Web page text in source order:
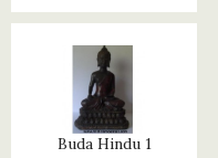
Buda Hindu 1